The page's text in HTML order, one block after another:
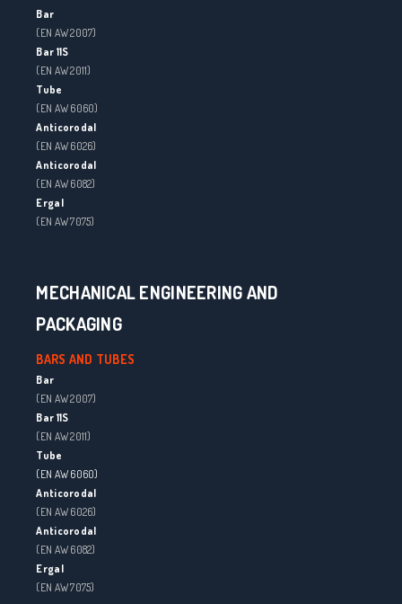
Bar
(EN AW 2007)
Bar 11S
(EN AW 2011)
Tube
(EN AW 6060)
Anticorodal
(EN AW 6026)
Anticorodal
(EN AW 6082)
Ergal
(EN AW 7075)
MECHANICAL ENGINEERING AND
PACKAGING
BARS AND TUBES
Bar
(EN AW 2007)
Bar 11S
(EN AW 2011)
Tube
(EN AW 6060)
Anticorodal
(EN AW 6026)
Anticorodal
(EN AW 6082)
Ergal
(EN AW 7075)